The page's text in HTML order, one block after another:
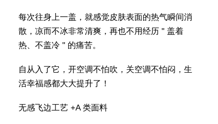
每次往身上一盖，就感觉皮肤表面的热气瞬间消
散，凉而不冰非常清爽，再也不用经历 " 盖着
热、不盖冷 " 的痛苦。
自从入了它，开空调不怕吹，关空调不怕闷，生
活幸福感都大大提升了！
无感飞边工艺 +A 类面料